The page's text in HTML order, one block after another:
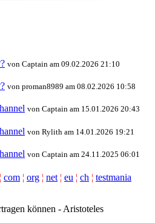
von Captain am 09.02.2026 21:10
von proman8989 am 08.02.2026 10:58
von Captain am 15.01.2026 20:43
von Rylith am 14.01.2026 19:21
von Captain am 24.11.2025 06:01
¦ com ¦ org ¦ net ¦ eu ¦ ch ¦ testmania
können - Aristoteles